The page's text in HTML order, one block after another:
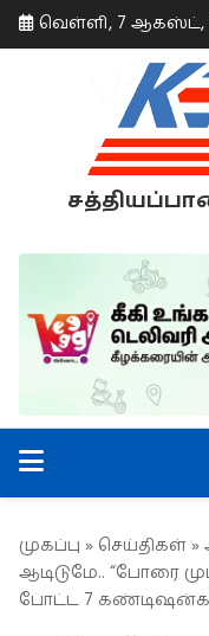
வெள்ளி, 7 ஆகஸ்ட்,
முகப்பு » செய்திகள் »
ஆடிடுமே.. “போரை
போட்ட 7